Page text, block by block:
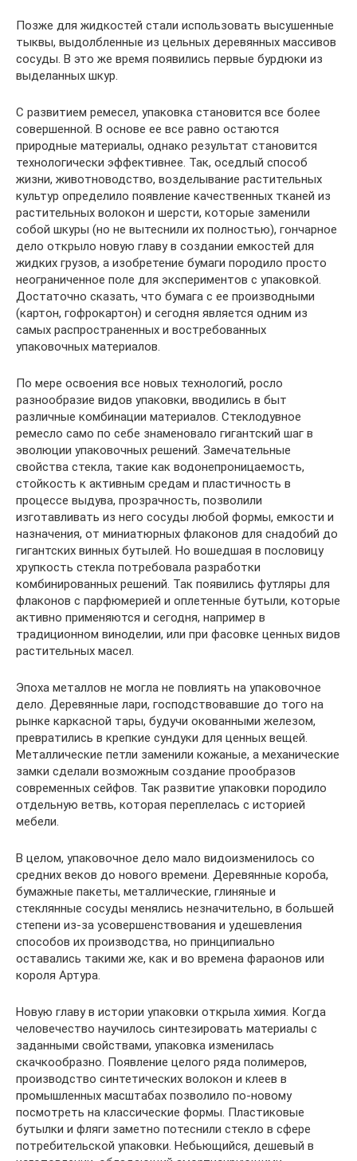
Позже для жидкостей стали использовать высушенные
тыквы, выдолбленные из цельных деревянных массивов
сосуды. В это же время появились первые бурдюки из
выделанных шкур.
С развитием ремесел, упаковка становится все более
совершенной. В основе ее все равно остаются
природные материалы, однако результат становится
технологически эффективнее. Так, оседлый способ
жизни, животноводство, возделывание растительных
культур определило появление качественных тканей из
растительных волокон и шерсти, которые заменили
собой шкуры (но не вытеснили их полностью), гончарное
дело открыло новую главу в создании емкостей для
жидких грузов, а изобретение бумаги породило просто
неограниченное поле для экспериментов с упаковкой.
Достаточно сказать, что бумага с ее производными
(картон, гофрокартон) и сегодня является одним из
самых распространенных и востребованных
упаковочных материалов.
По мере освоения все новых технологий, росло
разнообразие видов упаковки, вводились в быт
различные комбинации материалов. Стеклодувное
ремесло само по себе знаменовало гигантский шаг в
эволюции упаковочных решений. Замечательные
свойства стекла, такие как водонепроницаемость,
стойкость к активным средам и пластичность в
процессе выдува, прозрачность, позволили
изготавливать из него сосуды любой формы, емкости и
назначения, от миниатюрных флаконов для снадобий до
гигантских винных бутылей. Но вошедшая в пословицу
хрупкость стекла потребовала разработки
комбинированных решений. Так появились футляры для
флаконов с парфюмерией и оплетенные бутыли, которые
активно применяются и сегодня, например в
традиционном виноделии, или при фасовке ценных видов
растительных масел.
Эпоха металлов не могла не повлиять на упаковочное
дело. Деревянные лари, господствовавшие до того на
рынке каркасной тары, будучи окованными железом,
превратились в крепкие сундуки для ценных вещей.
Металлические петли заменили кожаные, а механические
замки сделали возможным создание прообразов
современных сейфов. Так развитие упаковки породило
отдельную ветвь, которая переплелась с историей
мебели.
В целом, упаковочное дело мало видоизменилось со
средних веков до нового времени. Деревянные короба,
бумажные пакеты, металлические, глиняные и
стеклянные сосуды менялись незначительно, в большей
степени из-за усовершенствования и удешевления
способов их производства, но принципиально
оставались такими же, как и во времена фараонов или
короля Артура.
Новую главу в истории упаковки открыла химия. Когда
человечество научилось синтезировать материалы с
заданными свойствами, упаковка изменилась
скачкообразно. Появление целого ряда полимеров,
производство синтетических волокон и клеев в
промышленных масштабах позволило по-новому
посмотреть на классические формы. Пластиковые
бутылки и фляги заметно потеснили стекло в сфере
потребительской упаковки. Небьющийся, дешевый в